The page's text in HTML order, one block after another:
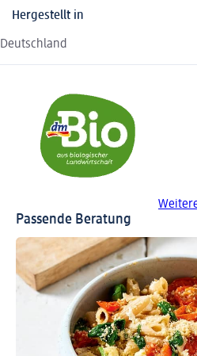
Hergestellt in
Deutschland
Passende Beratung